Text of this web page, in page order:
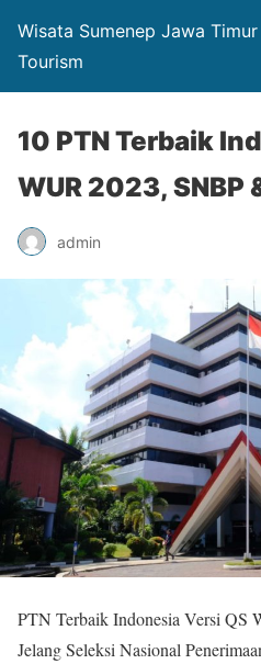
Wisata Sumenep Jawa
Tourism
10 PTN Terbaik
WUR 2023, SNBP
admin
PTN Terbaik Indonesia Versi
Jelang Seleksi Nasional